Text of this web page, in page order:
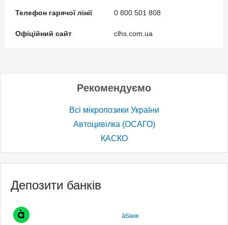
Телефон гарячої лінії 0 800 501 808
Офіційний сайт clhs.com.ua
Рекомендуємо
Всі мікропозики України
Автоцивілка (ОСАГО)
КАСКО
Депозити банків
àбанк